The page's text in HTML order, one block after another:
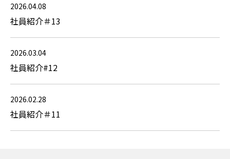
2026.04.08
社員紹介＃13
2026.03.04
社員紹介#12
2026.02.28
社員紹介＃11